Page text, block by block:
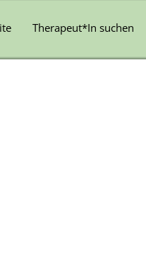
Therapeut*In suchen